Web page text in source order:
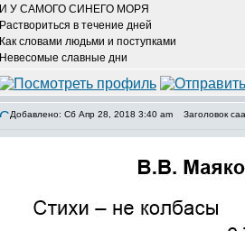
И У САМОГО СИНЕГО МОРЯ
Раствориться в течение дней
Как словами людьми и поступками
Невесомые славные дни
Добавлено: Сб Апр 28, 2018 3:40 am Заголовок